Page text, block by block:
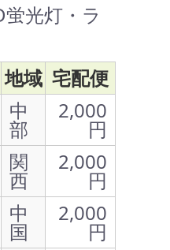
光灯・ラ
地域 宅配便
中
部
2,000
円
関
西
2,000
円
中
国
2,000
円